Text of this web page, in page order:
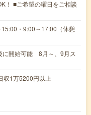
！ ■ご希望の曜日をご相談
・9:00～17:00（休憩
開始可能 8月～、9月ス
1万5200円以上